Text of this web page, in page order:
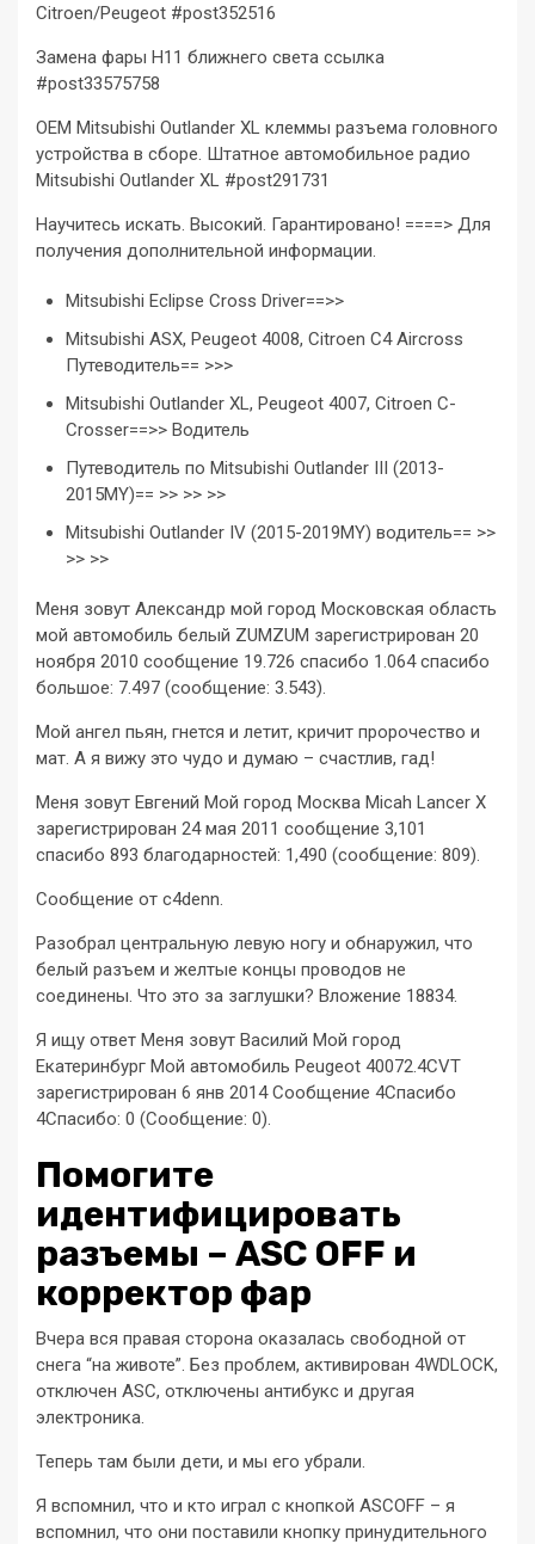
Citroen/Peugeot #post352516
Замена фары H11 ближнего света ссылка
#post33575758
ОЕМ Mitsubishi Outlander XL клеммы разъема головного
устройства в сборе. Штатное автомобильное радио
Mitsubishi Outlander XL #post291731
Научитесь искать. Высокий. Гарантировано! ====> Для
получения дополнительной информации.
Mitsubishi Eclipse Cross Driver==>>
Mitsubishi ASX, Peugeot 4008, Citroen C4 Aircross
Путеводитель== >>>
Mitsubishi Outlander XL, Peugeot 4007, Citroen C-
Crosser==>> Водитель
Путеводитель по Mitsubishi Outlander III (2013-
2015MY)== >> >> >>
Mitsubishi Outlander IV (2015-2019MY) водитель== >>
>> >>
Меня зовут Александр мой город Московская область
мой автомобиль белый ZUMZUM зарегистрирован 20
ноября 2010 сообщение 19.726 спасибо 1.064 спасибо
большое: 7.497 (сообщение: 3.543).
Мой ангел пьян, гнется и летит, кричит пророчество и
мат. А я вижу это чудо и думаю – счастлив, гад!
Меня зовут Евгений Мой город Москва Micah Lancer X
зарегистрирован 24 мая 2011 сообщение 3,101
спасибо 893 благодарностей: 1,490 (сообщение: 809).
Сообщение от c4denn.
Разобрал центральную левую ногу и обнаружил, что
белый разъем и желтые концы проводов не
соединены. Что это за заглушки? Вложение 18834.
Я ищу ответ Меня зовут Василий Мой город
Екатеринбург Мой автомобиль Peugeot 40072.4CVT
зарегистрирован 6 янв 2014 Сообщение 4Спасибо
4Спасибо: 0 (Сообщение: 0).
Помогите
идентифицировать
разъемы – ASC OFF и
корректор фар
Вчера вся правая сторона оказалась свободной от
снега “на животе”. Без проблем, активирован 4WDLOCK,
отключен ASC, отключены антибукс и другая
электроника.
Теперь там были дети, и мы его убрали.
Я вспомнил, что и кто играл с кнопкой ASCOFF – я
вспомнил, что они поставили кнопку принудительного